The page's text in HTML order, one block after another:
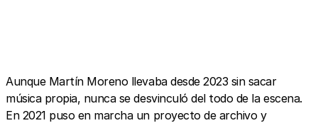
Aunque Martín Moreno llevaba desde 2023 sin sacar
música propia, nunca se desvinculó del todo de la escena.
En 2021 puso en marcha un proyecto de archivo y